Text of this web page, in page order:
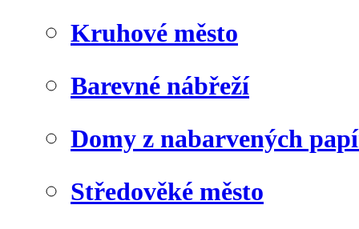
Kruhové město
Barevné nábřeží
Domy z nabarvených
Středověké město